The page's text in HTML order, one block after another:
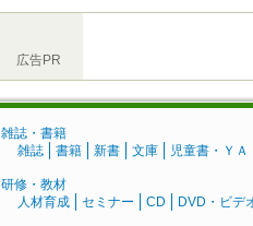
広告PR
雑誌・書籍
雑誌
書籍 新書 文庫 児童書・ＹＡ
研修・教材
人材育成
セミナー CD DVD・ビデ